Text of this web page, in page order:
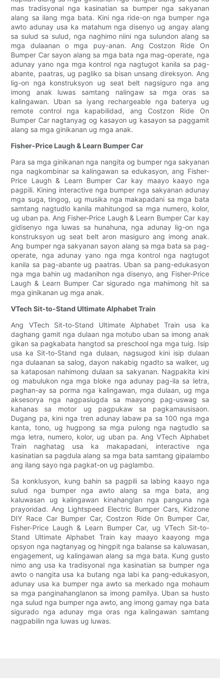
mas tradisyonal nga kasinatian sa bumper nga sakyanan
alang sa ilang mga bata. Kini nga ride-on nga bumper nga
awto adunay usa ka matahum nga disenyo ug angay alang
sa sulud sa sulud, nga naghimo niini nga sulundon alang sa
mga dulaanan o mga puy-anan. Ang Costzon Ride On
Bumper Car sayon ​​alang sa mga bata nga mag-operate, nga
adunay yano nga mga kontrol nga nagtugot kanila sa pag-
abante, paatras, ug pagliko sa bisan unsang direksyon. Ang
lig-on nga konstruksyon ug seat belt nagsiguro nga ang
imong anak luwas samtang nalingaw sa mga oras sa
kalingawan. Uban sa iyang rechargeable nga baterya ug
remote control nga kapabilidad, ang Costzon Ride On
Bumper Car nagtanyag og kasayon ​​ug kasayon ​​sa paggamit
alang sa mga ginikanan ug mga anak.
Fisher-Price Laugh & Learn Bumper Car
Para sa mga ginikanan nga nangita og bumper nga sakyanan
nga nagkombinar sa kalingawan sa edukasyon, ang Fisher-
Price Laugh & Learn Bumper Car kay maayo kaayo nga
pagpili. Kining interactive nga bumper nga sakyanan adunay
mga suga, tingog, ug musika nga makapadani sa mga bata
samtang nagtudlo kanila mahitungod sa mga numero, kolor,
ug uban pa. Ang Fisher-Price Laugh & Learn Bumper Car kay
gidisenyo nga luwas sa hunahuna, nga adunay lig-on nga
konstruksyon ug seat belt aron masiguro ang imong anak.
Ang bumper nga sakyanan sayon ​​​​alang sa mga bata sa pag-
operate, nga adunay yano nga mga kontrol nga nagtugot
kanila sa pag-abante ug paatras. Uban sa pang-edukasyon
nga mga bahin ug madanihon nga disenyo, ang Fisher-Price
Laugh & Learn Bumper Car sigurado nga mahimong hit sa
mga ginikanan ug mga anak.
VTech Sit-to-Stand Ultimate Alphabet Train
Ang VTech Sit-to-Stand Ultimate Alphabet Train usa ka
daghang gamit nga dulaan nga motubo uban sa imong anak
gikan sa pagkabata hangtod sa preschool nga mga tuig. Isip
usa ka Sit-to-Stand nga dulaan, nagsugod kini isip dulaan
nga dulaanan sa salog, dayon nakabig ngadto sa walker, ug
sa kataposan nahimong dulaan sa sakyanan. Nagpakita kini
og mabulukon nga mga bloke nga adunay pag-ila sa letra,
paghan-ay sa porma nga kalingawan, mga dulaan, ug mga
aksesorya nga nagpasiugda sa maayong pag-uswag sa
kahanas sa motor ug pagpukaw sa pagkamausisaon.
Dugang pa, kini nga tren adunay labaw pa sa 100 nga mga
kanta, tono, ug hugpong sa mga pulong nga nagtudlo sa
mga letra, numero, kolor, ug uban pa. Ang VTech Alphabet
Train naghatag usa ka makapadani, interactive nga
kasinatian sa pagdula alang sa mga bata samtang gipalambo
ang ilang sayo nga pagkat-on ug paglambo.
Sa konklusyon, kung bahin sa pagpili sa labing kaayo nga
sulud nga bumper nga awto alang sa mga bata, ang
kaluwasan ug kalingawan kinahanglan nga panguna nga
prayoridad. Ang Lightspeed Electric Bumper Cars, Kidzone
DIY Race Car Bumper Car, Costzon Ride On Bumper Car,
Fisher-Price Laugh & Learn Bumper Car, ug VTech Sit-to-
Stand Ultimate Alphabet Train kay maayo kaayong mga
opsyon nga nagtanyag og hingpit nga balanse sa kaluwasan,
engagement, ug kalingawan alang sa mga bata. Kung gusto
nimo ang usa ka tradisyonal nga kasinatian sa bumper nga
awto o nangita usa ka butang nga labi ka pang-edukasyon,
adunay usa ka bumper nga awto sa merkado nga mohaum
sa mga panginahanglanon sa imong pamilya. Uban sa husto
nga sulud nga bumper nga awto, ang imong gamay nga bata
sigurado nga adunay mga oras nga kalingawan samtang
nagpabilin nga luwas ug luwas.